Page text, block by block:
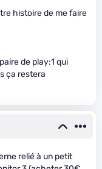
histoire de me faire
de play:1 qui
ça restera
relié à un petit